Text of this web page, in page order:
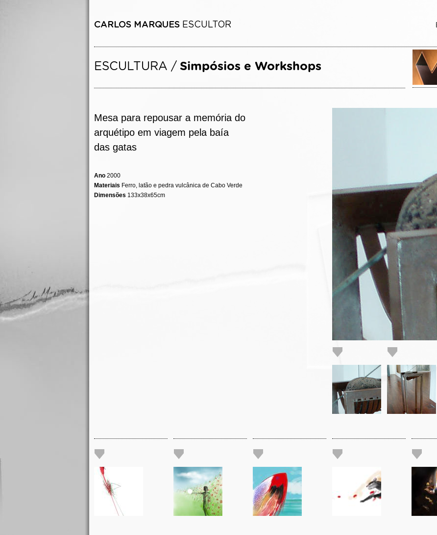
Mesa para repousar a memória do
arquétipo em viagem pela baía
das gatas
Ano 2000
Materiais Ferro, latão e pedra vulcânica de Cabo Verde
Dimensões 133x38x65cm